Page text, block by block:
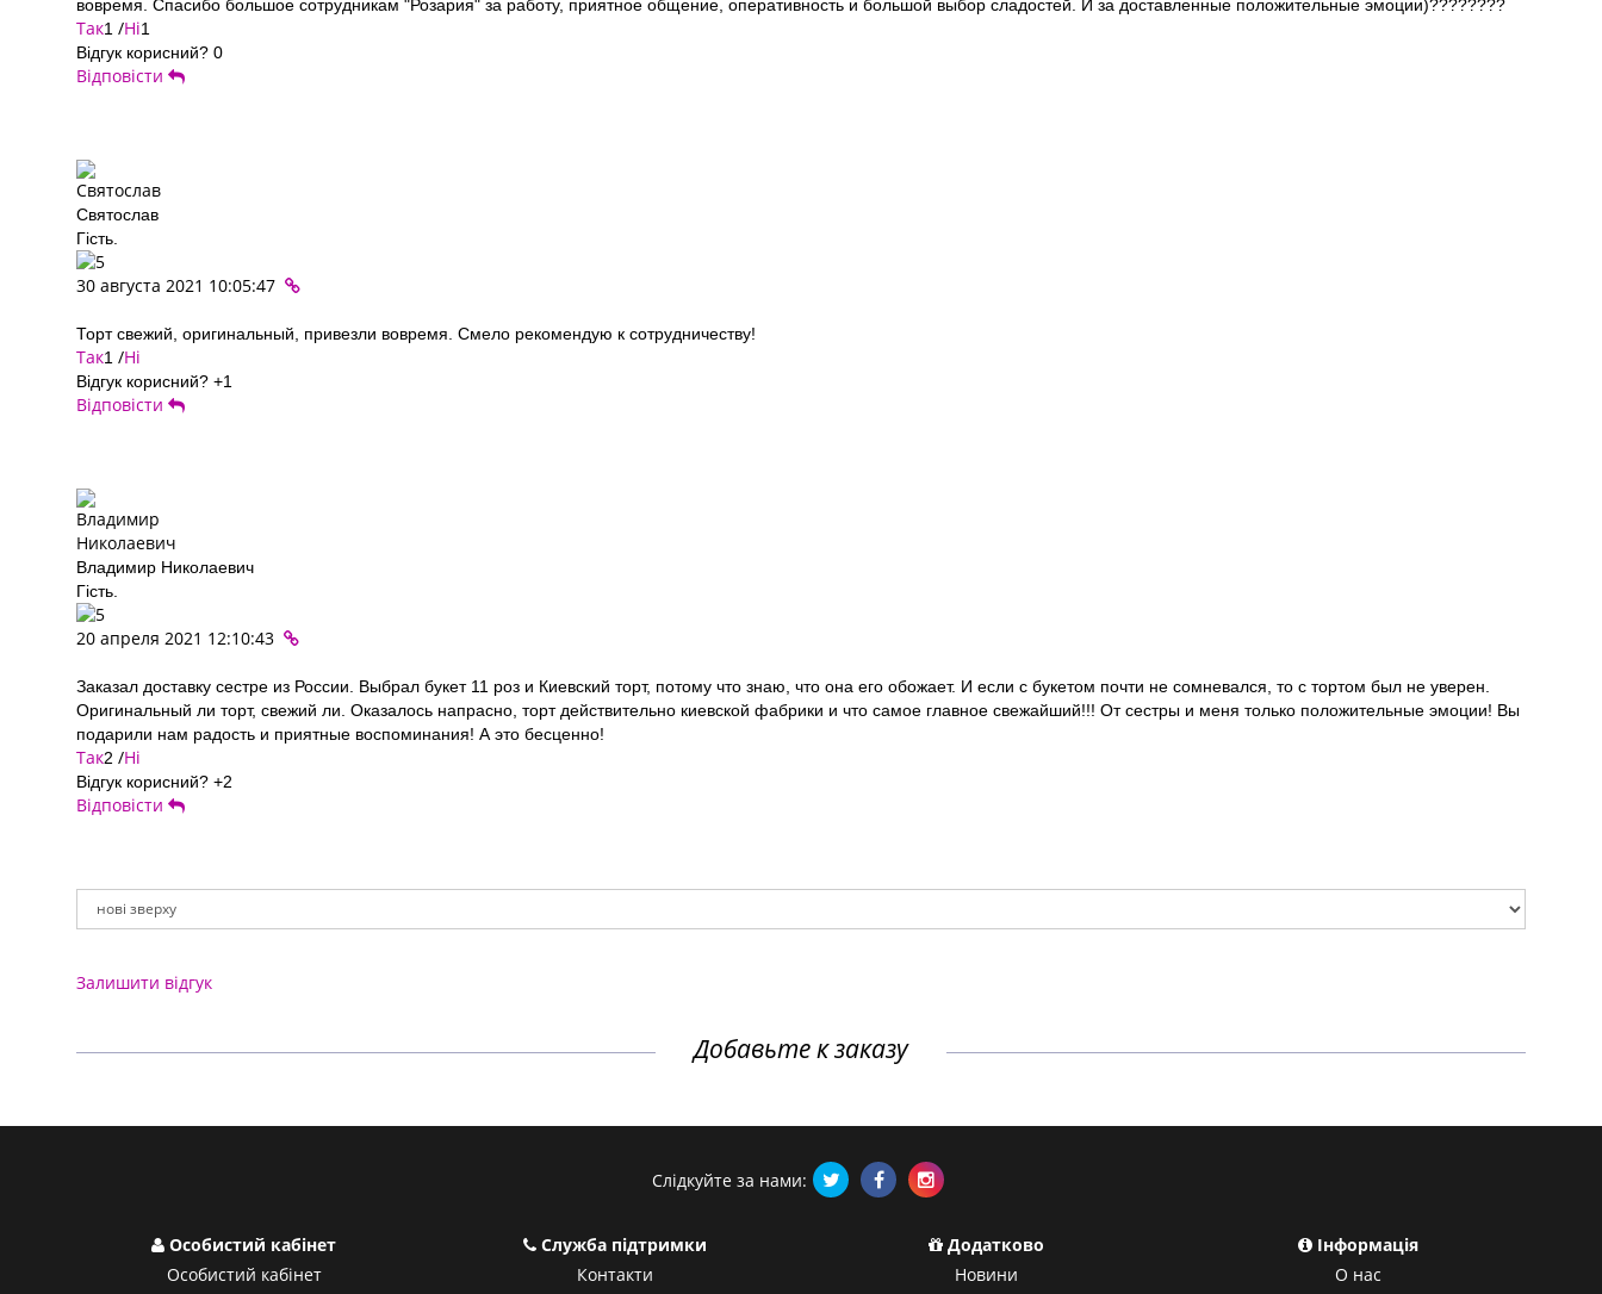
вовремя. Спасибо большое сотрудникам "Розария" за работу, приятное общение, оперативность и большой выбор сладостей. И за доставленные положительные эмоции)????????
Так1 /Ні1
Відгук корисний? 0
Відповісти
Святослав
Гість.
30 августа 2021 10:05:47
Торт свежий, оригинальный, привезли вовремя. Смело рекомендую к сотрудничеству!
Так1 /Ні
Відгук корисний? +1
Відповісти
Владимир Николаевич
Гість.
20 апреля 2021 12:10:43
Заказал доставку сестре из России. Выбрал букет 11 роз и Киевский торт, потому что знаю, что она его обожает. И если с букетом почти не сомневался, то с тортом был не уверен.
Оригинальный ли торт, свежий ли. Оказалось напрасно, торт действительно киевской фабрики и что самое главное свежайший!!! От сестры и меня только положительные эмоции! Вы
подарили нам радость и приятные воспоминания! А это бесценно!
Так2 /Ні
Відгук корисний? +2
Відповісти
Залишити відгук
Добавьте к заказу
Слідкуйте за нами:
Особистий кабінет
Особистий кабінет
Служба підтримки
Контакти
Додатково
Новини
Інформація
О нас